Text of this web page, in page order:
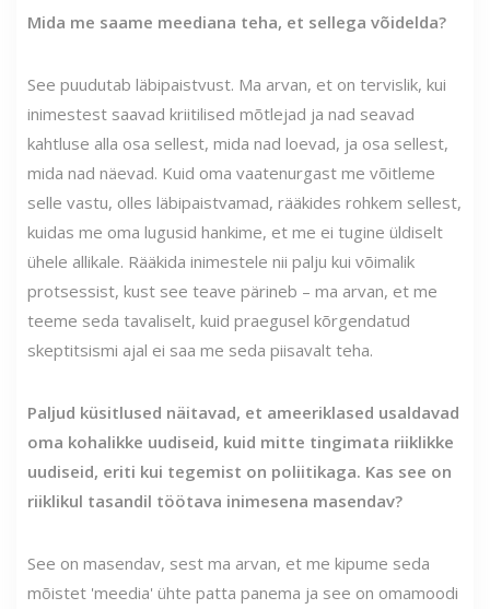
Mida me saame meediana teha, et sellega võidelda?
See puudutab läbipaistvust. Ma arvan, et on tervislik, kui
inimestest saavad kriitilised mõtlejad ja nad seavad
kahtluse alla osa sellest, mida nad loevad, ja osa sellest,
mida nad näevad. Kuid oma vaatenurgast me võitleme
selle vastu, olles läbipaistvamad, rääkides rohkem sellest,
kuidas me oma lugusid hankime, et me ei tugine üldiselt
ühele allikale. Rääkida inimestele nii palju kui võimalik
protsessist, kust see teave pärineb – ma arvan, et me
teeme seda tavaliselt, kuid praegusel kõrgendatud
skeptitsismi ajal ei saa me seda piisavalt teha.
Paljud küsitlused näitavad, et ameeriklased usaldavad
oma kohalikke uudiseid, kuid mitte tingimata riiklikke
uudiseid, eriti kui tegemist on poliitikaga. Kas see on
riiklikul tasandil töötava inimesena masendav?
See on masendav, sest ma arvan, et me kipume seda
mõistet 'meedia' ühte patta panema ja see on omamoodi